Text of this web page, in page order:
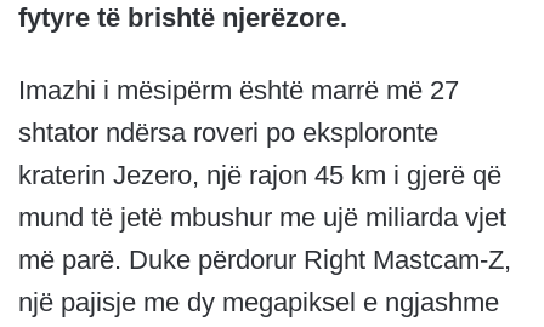
fytyre të brishtë njerëzore.
Imazhi i mësipërm është marrë më 27
shtator ndërsa roveri po eksploronte
kraterin Jezero, një rajon 45 km i gjerë që
mund të jetë mbushur me ujë miliarda vjet
më parë. Duke përdorur Right Mastcam-Z,
një pajisje me dy megapiksel e ngjashme